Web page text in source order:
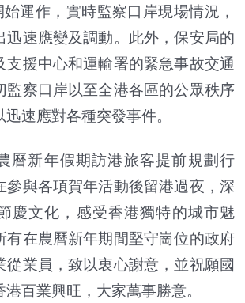
始運作，實時監察口岸現場情況，
迅速應變及調動。此外，保安局的
支援中心和運輸署的緊急事故交通
監察口岸以至全港各區的公眾秩序
速應對各種突發事件。
曆新年假期訪港旅客提前規劃行
參與各項賀年活動後留港過夜，深
慶文化，感受香港獨特的城市魅
有在農曆新年期間堅守崗位的政府
從業員，致以衷心謝意，並祝願國
百業興旺，大家萬事勝意。